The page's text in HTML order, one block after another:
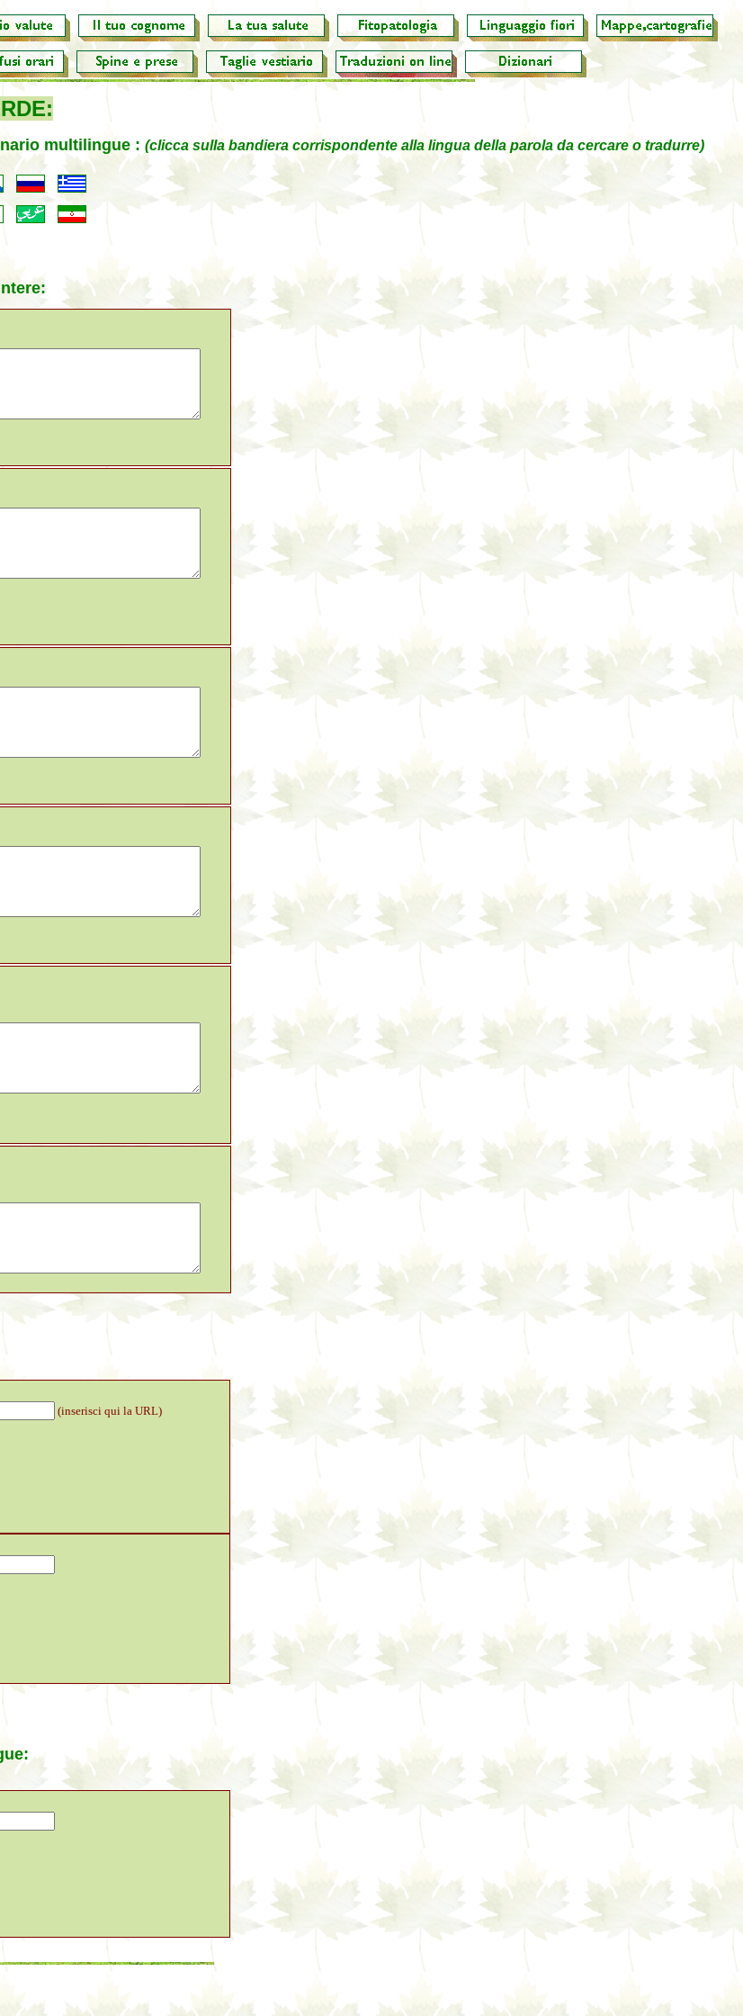
multilingue : (clicca sulla bandiera corrispondente alla lingua della parola da cercare o tradurre)
(inserisci qui la URL)